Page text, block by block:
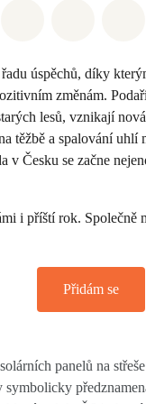
úspěchů, díky
změnám.
lesů, vznikají
těžbě a spalování uhlí
v Česku se začne
i příští rok. Společně
Přidám se
panelů na
symbolicky